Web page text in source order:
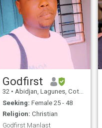
Godfirst
32 • Abidjan, Lagunes, Cote d'Ivoire
Seeking: Female 25 - 48
Religion: Christian
Godfirst Manlast